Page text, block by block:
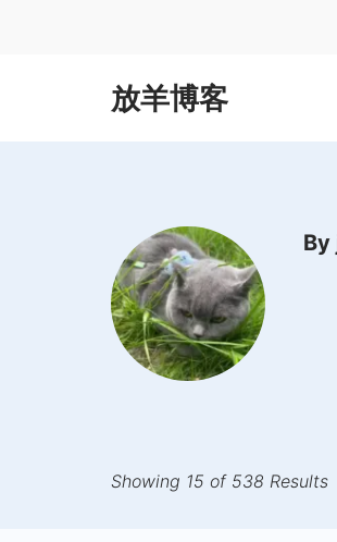
放羊博客
By
Showing 15 of 538 Results